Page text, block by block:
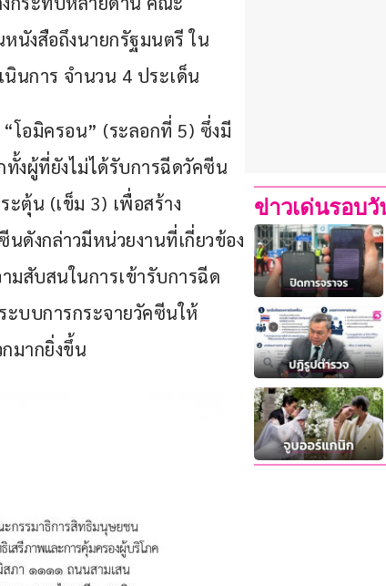
นังสือถึงนายกรัฐมนตรี ใน
นการ จำนวน 4 ประเด็น
โอมิครอน” (ระลอกที่ 5) ซึ่งมี
ทั้งผู้ที่ยังไม่ได้รับการฉีดวัคซีน
ตุ้น (เข็ม 3) เพื่อสร้าง
ดังกล่าวมีหน่วยงานที่เกี่ยวข้อง
มสับสนในการเข้ารับการฉีด
ะบบการกระจายวัคซีนให้
มากยิ่งขึ้น
ข่าวเด่นรอบวั